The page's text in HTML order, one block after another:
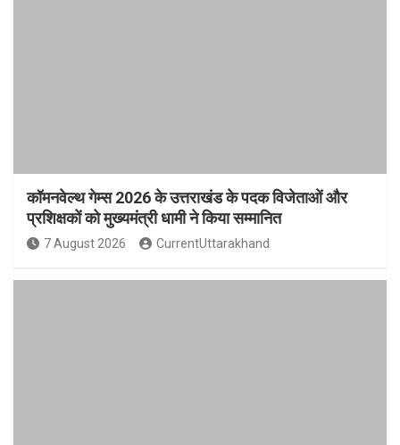
कॉमनवेल्थ गेम्स 2026 के उत्तराखंड के पदक विजेताओं और
प्रशिक्षकों को मुख्यमंत्री धामी ने किया सम्मानित
7 August 2026 CurrentUttarakhand